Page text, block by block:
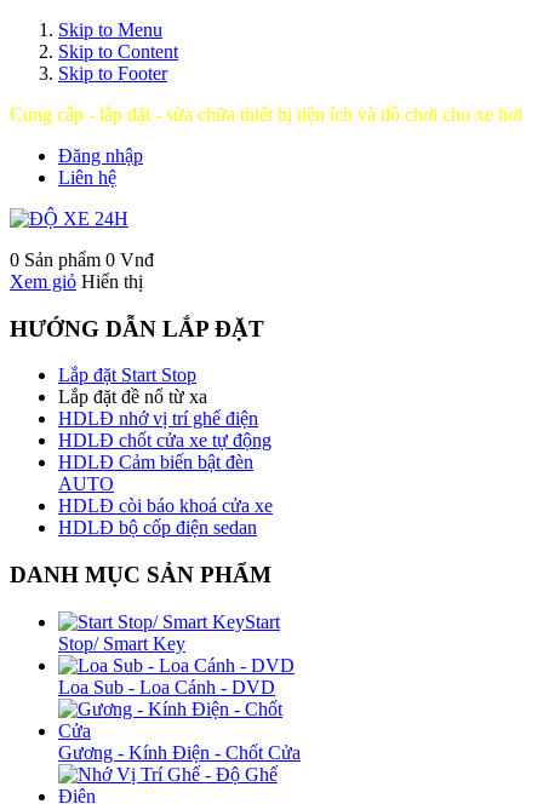
Skip to Menu
Skip to Content
Skip to Footer
Cung cấp - lắp đặt - sửa chữa thiết bị tiện ích và đồ chơi cho xe hơi
Đăng nhập
Liên hệ
0 Sản phẩm 0 Vnđ
Xem giỏ Hiển thị
HƯỚNG DẪN LẮP ĐẶT
Lắp đặt Start Stop
Lắp đặt đề nổ từ xa
HDLĐ nhớ vị trí ghế điện
HDLĐ chốt cửa xe tự động
HDLĐ Cảm biến bật đèn
AUTO
HDLĐ còi báo khoá cửa xe
HDLĐ bộ cốp điện sedan
DANH MỤC SẢN PHẨM
Start
Stop/ Smart Key
Loa Sub - Loa Cánh - DVD
Gương - Kính Điện - Chốt Cửa